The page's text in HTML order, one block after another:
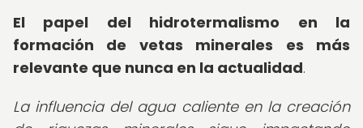
El papel del hidrotermalismo en la
formación de vetas minerales es más
relevante que nunca en la actualidad.
La influencia del agua caliente en la creación